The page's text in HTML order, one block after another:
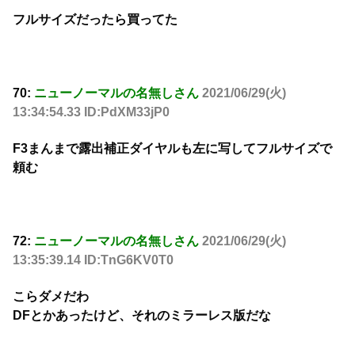
フルサイズだったら買ってた
70: ニューノーマルの名無しさん 2021/06/29(火)
13:34:54.33 ID:PdXM33jP0
F3まんまで露出補正ダイヤルも左に写してフルサイズで
頼む
72: ニューノーマルの名無しさん 2021/06/29(火)
13:35:39.14 ID:TnG6KV0T0
こらダメだわ
DFとかあったけど、それのミラーレス版だな